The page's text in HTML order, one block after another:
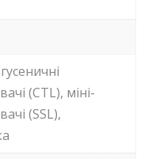
(CTL), міні-
(SSL),